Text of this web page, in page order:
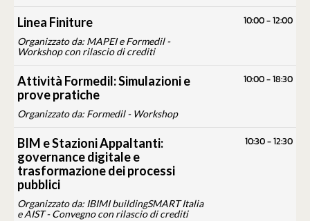
Linea Finiture
Organizzato da: MAPEI e Formedil -
Workshop con rilascio di crediti
10:00-12:00
Attività Formedil: Simulazioni e
prove pratiche
Organizzato da: Formedil - Workshop
10:00-18:30
BIM e Stazioni Appaltanti:
governance digitale e
trasformazione dei processi
pubblici
Organizzato da: IBIMI buildingSMART Italia
e AIST - Convegno con rilascio di crediti
10:30-12:30